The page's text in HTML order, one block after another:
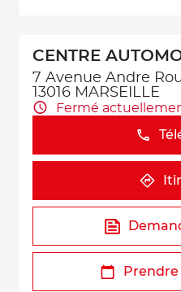
CENTRE
7 Avenue Andre
13016 MARSEILLE
Fermé